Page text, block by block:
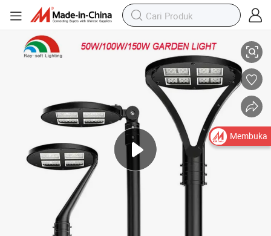
Jalur Jalan Lanskap Halaman Lampu Puncak Tiang Kebun
Modul Pribadi 50W/100W/150W LED Luar Ruangan IP65 Tahan Air
Membuka